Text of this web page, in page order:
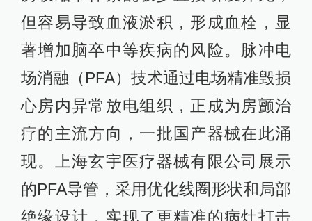
但容易导致血液淤积，形成血栓，显
著增加脑卒中等疾病的风险。脉冲电
场消融（PFA）技术通过电场精准毁损
心房内异常放电组织，正成为房颤治
疗的主流方向，一批国产器械在此涌
现。上海玄宇医疗器械有限公司展示
的PFA导管，采用优化线圈形状和局部
绝缘设计，实现了更精准的病灶打击